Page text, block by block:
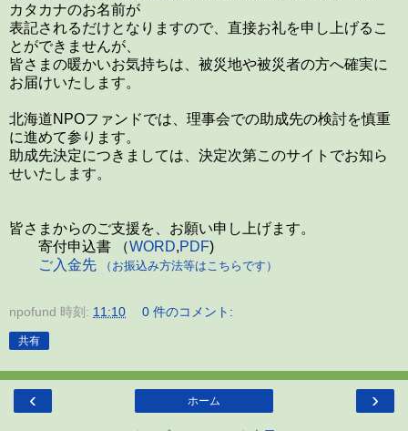
カタカナのお名前が
表記されるだけとなりますので、直接お礼を申し上げるこ
とができませんが、
皆さまの暖かいお気持ちは、被災地や被災者の方へ確実に
お届けいたします。
北海道NPOファンドでは、理事会での助成先の検討を慎重
に進めて参ります。
助成先決定につきましては、決定次第このサイトでお知ら
せいたします。
皆さまからのご支援を、お願い申し上げます。
寄付申込書 （WORD,PDF)
ご入金先
（お振込み方法等はこちらです）
npofund 時刻: 11:10 0 件のコメント:
共有
‹ ›
ホーム